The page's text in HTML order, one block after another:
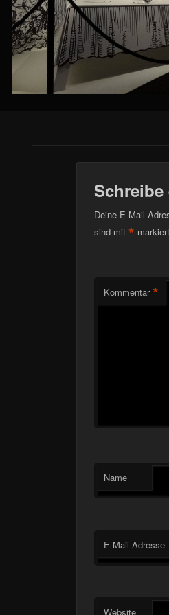
Schreibe
Deine E-Mail-
sind mit * markiert
Kommentar *
Name
E-Mail-Adresse
Website